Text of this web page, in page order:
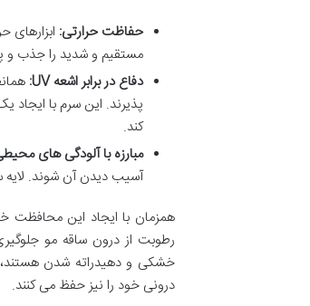
حفاظت حرارتی: ابزارهای
مستقیم و شدید را جذب و
دفاع در برابر اشعه UV:
پذیرند. این سرم با
کند.
مبارزه با آلودگی های
آسیب دیدن آن شوند. لایه
همزمان با ایجاد این محافظت
رطوبت از درون ساقه مو
خشکی و دهیدراته شدن هستند،
درونی خود را نیز حفظ می کنند.